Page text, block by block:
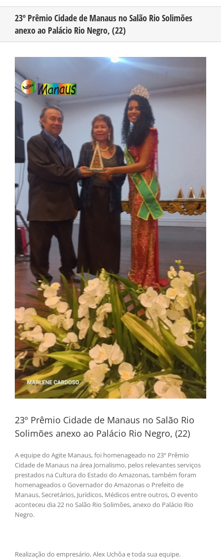
CONHEÇA O AMAZONAS
CONTATO
23º Prêmio Cidade de Manaus no Salão Rio Solimões
anexo ao Palácio Rio Negro, (22)
Larger
Image
23º Prêmio Cidade de Manaus no Salão Rio
Solimões anexo ao Palácio Rio Negro, (22)
A equipe do Agite Manaus, foi homenageado no 23º Prêmio
Cidade de Manaus na área Jornalismo, pelos relevantes serviços
prestados na Cultura do Estado do Amazonas, também foram
homenageados o Governador do Amazonas o Prefeito de
Manaus, Secretários, Jurídicos, Médicos entre outros, O evento
aconteceu dia 22 no Salão Rio Solimões, anexo do Palácio Rio
Negro.
Realização do empresário, Alex Uchôa e toda sua equipe.